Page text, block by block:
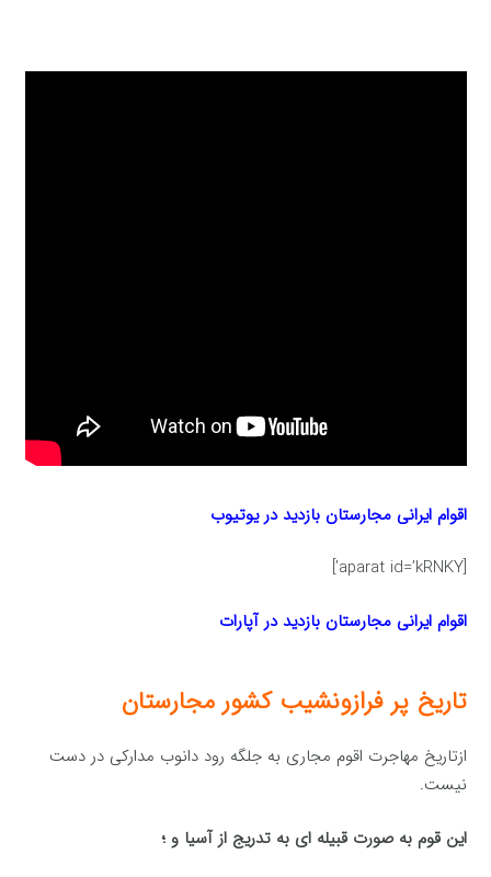
اقوام ایرانی مجارستان بازدید در یوتیوب
[aparat id=’kRNKY’]
اقوام ایرانی مجارستان بازدید در آپارات
تاریخ پر فرازونشیب کشور مجارستان
ازتاریخ مهاجرت اقوم مجاری به جلگه رود دانوب مدارکی در دست
نیست.
این قوم به‌ صورت قبیله ای به‌ تدریج از آسیا و ؛